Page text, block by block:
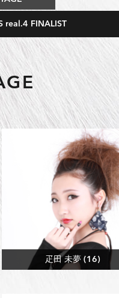
real.4 FINALIST
疋田 未夢 (16)